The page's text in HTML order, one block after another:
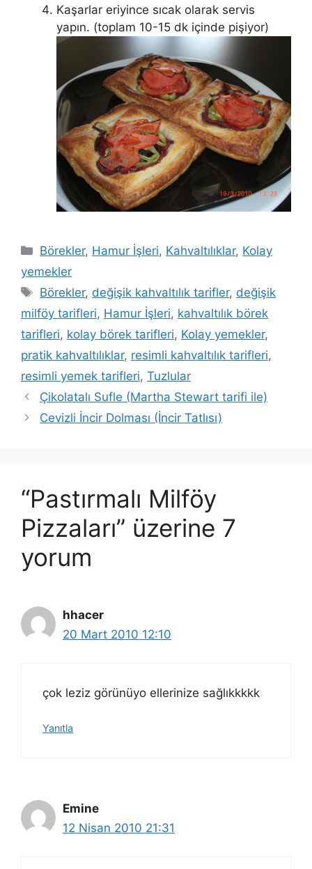
Kaşarlar eriyince sıcak olarak servis
yapın. (toplam 10-15 dk içinde pişiyor)
Kategoriler
Börekler, Hamur İşleri, Kahvaltılıklar, Kolay
yemekler
Etiketler
Börekler, değişik kahvaltılık tarifler, değişik
milföy tarifleri, Hamur İşleri, kahvaltılık börek
tarifleri, kolay börek tarifleri, Kolay yemekler,
pratik kahvaltılıklar, resimli kahvaltılık tarifleri,
resimli yemek tarifleri, Tuzlular
Çikolatalı Sufle (Martha Stewart tarifi ile)
Cevizli İncir Dolması (İncir Tatlısı)
“Pastırmalı Milföy
Pizzaları” üzerine 7
yorum
hhacer
20 Mart 2010 12:10
çok leziz görünüyo ellerinize sağlıkkkkk
Yanıtla
Emine
12 Nisan 2010 21:31